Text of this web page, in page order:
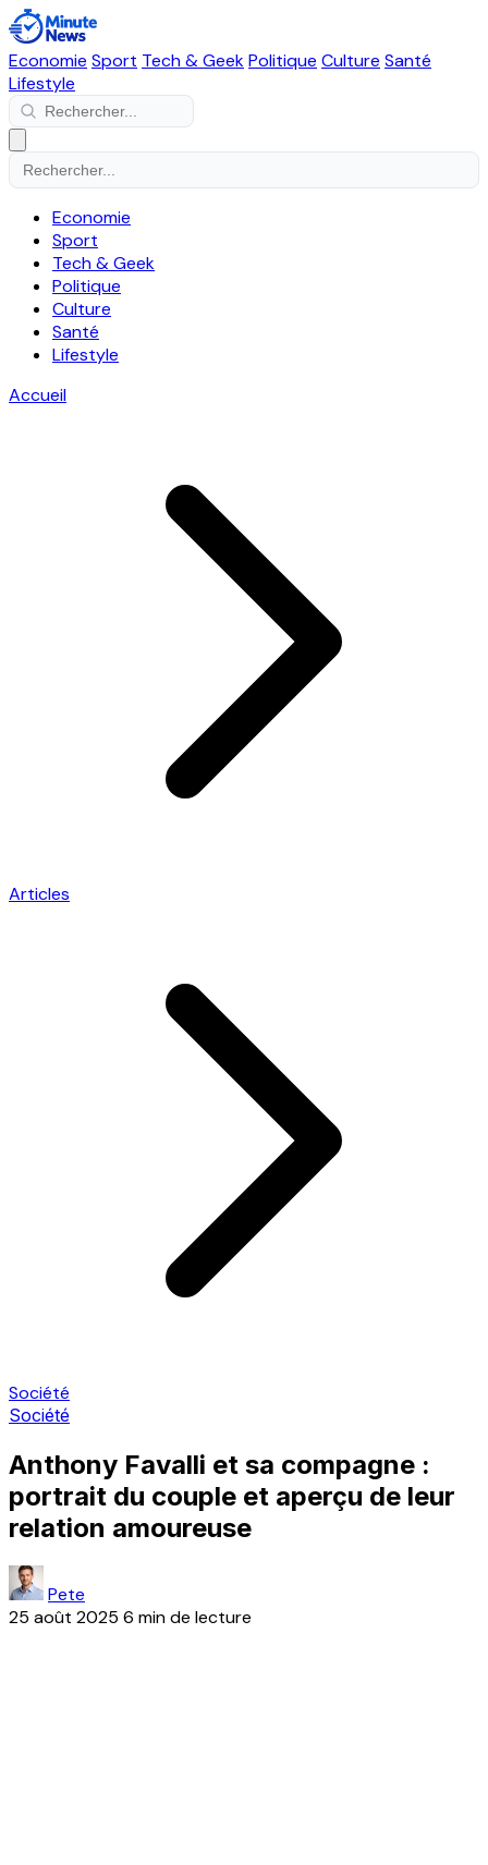
Economie Sport Tech & GeekPolitique Culture Santé
Lifestyle
Economie
Sport
Tech & Geek
Politique
Culture
Santé
Lifestyle
Accueil
Articles
Société
Société
Anthony Favalli et sa compagne :
portrait du couple et aperçu de leur
relation amoureuse
Pete
25 août 2025 6 min de lecture